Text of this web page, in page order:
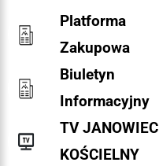
Platforma
Zakupowa
Biuletyn
Informacyjny
TV JANOWIEC
KOŚCIELNY